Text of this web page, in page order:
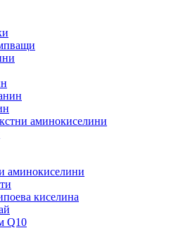
аминокиселини
аминокиселини
киселина
Q10